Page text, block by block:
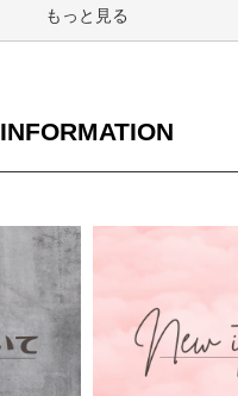
もっと見る
INFORMATION